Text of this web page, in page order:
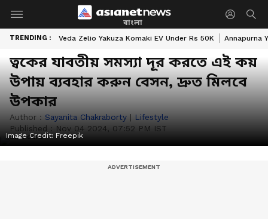
বাংলা
TRENDING : Veda Zelio Yakuza Komaki EV Under Rs 50K Annapurna
ত্বকের যাবতীয় সমস্যা দূর করতে এই কয়
উপায় ব্যবহার করুন বেসন, দ্রুত মিলবে
উপকার
Author : Sayanita Chakraborty | Lifestyle
Published : Nov 04 2024, 07:52 PM IST
Image Credit: Freepik